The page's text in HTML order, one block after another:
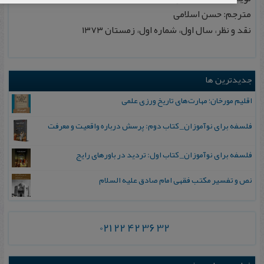
مترجم: حسن اسلامی
نقد و نظر، سال اول، شماره اول، زمستان ۱۳۷۳
جدیدترین ها
اقلیم مورخان؛ مهارت‌های تاریخ ورزی علمی
فلسفه برای نوآموزان_ کتاب دوم: پرسش درباره واقعیت و معرفت
فلسفه برای نوآموزان_ کتاب اول: تردید در باورهای رایج
نص و تفسیر مکتب فقهی امام صادق علیه السلام
021 22 42 36 32